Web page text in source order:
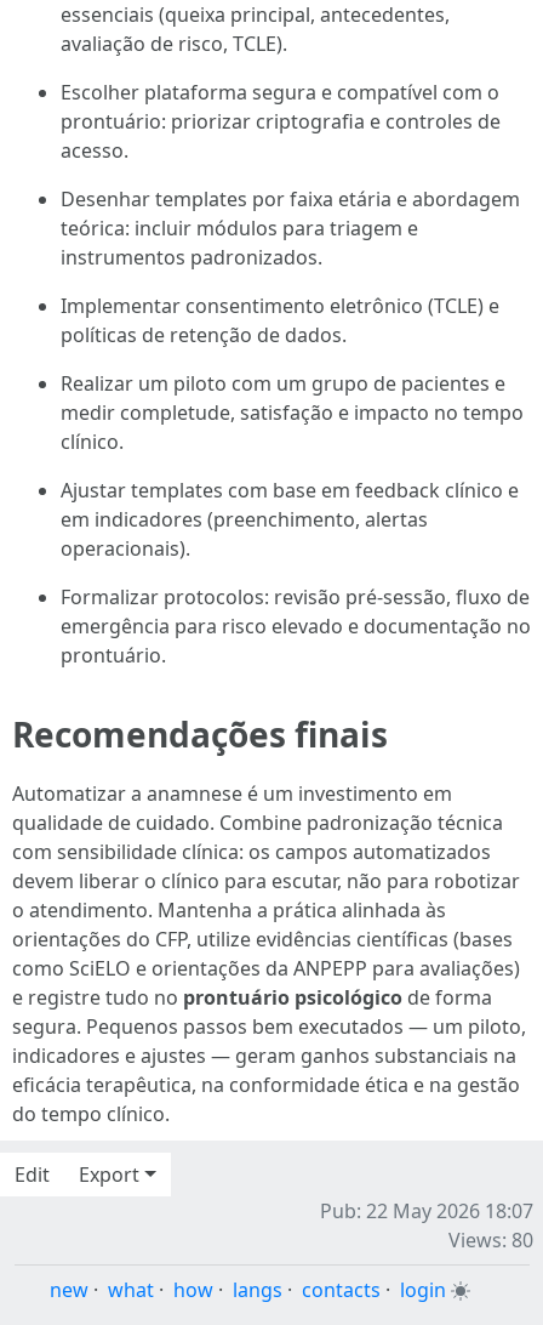
essenciais (queixa principal, antecedentes,
avaliação de risco, TCLE).
Escolher plataforma segura e compatível com o
prontuário: priorizar criptografia e controles de
acesso.
Desenhar templates por faixa etária e abordagem
teórica: incluir módulos para triagem e
instrumentos padronizados.
Implementar consentimento eletrônico (TCLE) e
políticas de retenção de dados.
Realizar um piloto com um grupo de pacientes e
medir completude, satisfação e impacto no tempo
clínico.
Ajustar templates com base em feedback clínico e
em indicadores (preenchimento, alertas
operacionais).
Formalizar protocolos: revisão pré-sessão, fluxo de
emergência para risco elevado e documentação no
prontuário.
Recomendações finais
Automatizar a anamnese é um investimento em
qualidade de cuidado. Combine padronização técnica
com sensibilidade clínica: os campos automatizados
devem liberar o clínico para escutar, não para robotizar
o atendimento. Mantenha a prática alinhada às
orientações do CFP, utilize evidências científicas (bases
como SciELO e orientações da ANPEPP para avaliações)
e registre tudo no prontuário psicológico de forma
segura. Pequenos passos bem executados — um piloto,
indicadores e ajustes — geram ganhos substanciais na
eficácia terapêutica, na conformidade ética e na gestão
do tempo clínico.
Edit
Export
Pub: 22 May 2026 18:07
Views: 80
new · what · how · langs · contacts · login